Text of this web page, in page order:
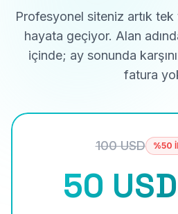
Profesyonel siteniz artık
hayata geçiyor. Alan
içinde; ay sonunda
fatura
100 USD %50
50 USD